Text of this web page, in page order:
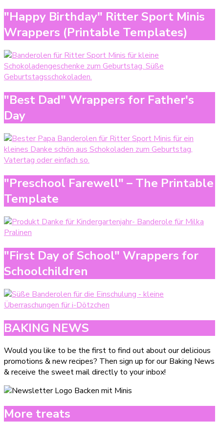
"Happy Birthday" Ritter Sport Minis
Wrappers (Printable Templates)
"Best Dad" Wrappers for Father's
Day
"Preschool Farewell" – The Printable
Template
"First Day of School" Wrappers for
Schoolchildren
BAKING NEWS
Would you like to be the first to find out about our delicious
promotions & new recipes? Then sign up for our Baking News
& receive the sweet mail directly to your inbox!
More treats